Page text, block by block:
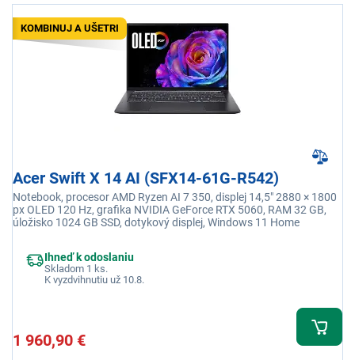
KOMBINUJ A UŠETRI
Acer Swift X 14 AI (SFX14-61G-R542)
Notebook, procesor AMD Ryzen AI 7 350, displej 14,5" 2880 × 1800
px OLED 120 Hz, grafika NVIDIA GeForce RTX 5060, RAM 32 GB,
úložisko 1024 GB SSD, dotykový displej, Windows 11 Home
Ihneď k odoslaniu
Skladom 1 ks.
K vyzdvihnutiu už 10.8.
1 960,90 €